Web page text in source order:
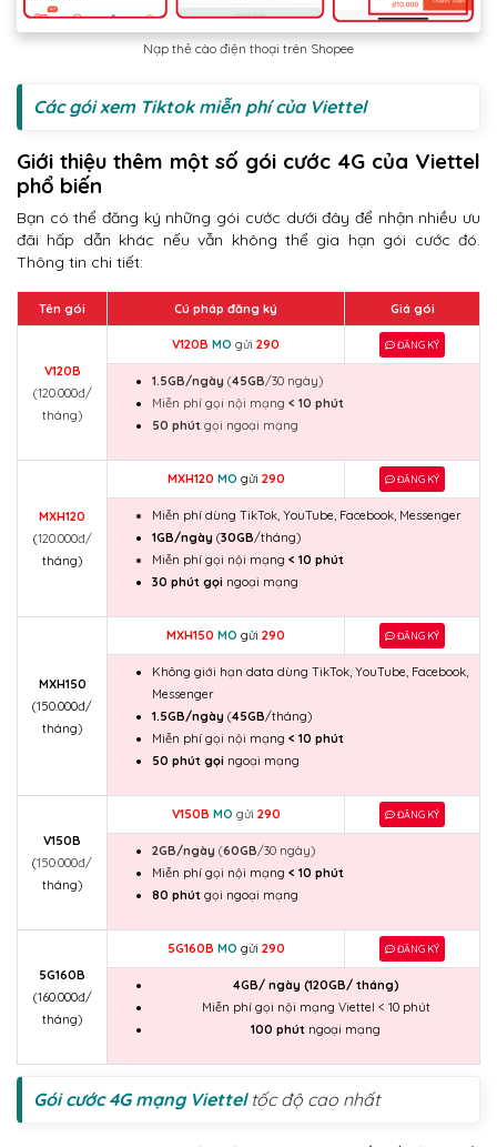
Nạp thẻ cào điện thoại trên Shopee
Các gói xem Tiktok miễn phí của Viettel
Giới thiệu thêm một số gói cước 4G của Viettel
phổ biến
Bạn có thể đăng ký những gói cước dưới đây để nhận nhiều ưu
đãi hấp dẫn khác nếu vẫn không thể gia hạn gói cước đó.
Thông tin chi tiết:
Tên gói Cú pháp đăng ký Giá gói
V120B
(120.000đ/
tháng)
V120B MO gửi 290 ĐĂNG KÝ
1.5GB/ngày (45GB/30 ngày)
Miễn phí gọi nội mạng < 10 phút
50 phút gọi ngoại mạng
MXH120
(120.000đ/
tháng)
MXH120 MO gửi 290 ĐĂNG KÝ
Miễn phí dùng TikTok, YouTube, Facebook, Messenger
1GB/ngày (30GB/tháng)
Miễn phí gọi nội mạng < 10 phút
30 phút gọi ngoại mạng
MXH150
(150.000đ/
tháng)
MXH150 MO gửi 290 ĐĂNG KÝ
Không giới hạn data dùng TikTok, YouTube, Facebook,
Messenger
1.5GB/ngày (45GB/tháng)
Miễn phí gọi nội mạng < 10 phút
50 phút gọi ngoại mạng
V150B
(150.000đ/
tháng)
V150B MO gửi 290 ĐĂNG KÝ
2GB/ngày (60GB/30 ngày)
Miễn phí gọi nội mạng < 10 phút
80 phút gọi ngoại mạng
5G160B
(160.000đ/
tháng)
5G160B MO gửi 290 ĐĂNG KÝ
4GB/ ngày (120GB/ tháng)
Miễn phí gọi nội mạng Viettel < 10 phút
100 phút ngoại mạng
Gói cước 4G mạng Viettel tốc độ cao nhất